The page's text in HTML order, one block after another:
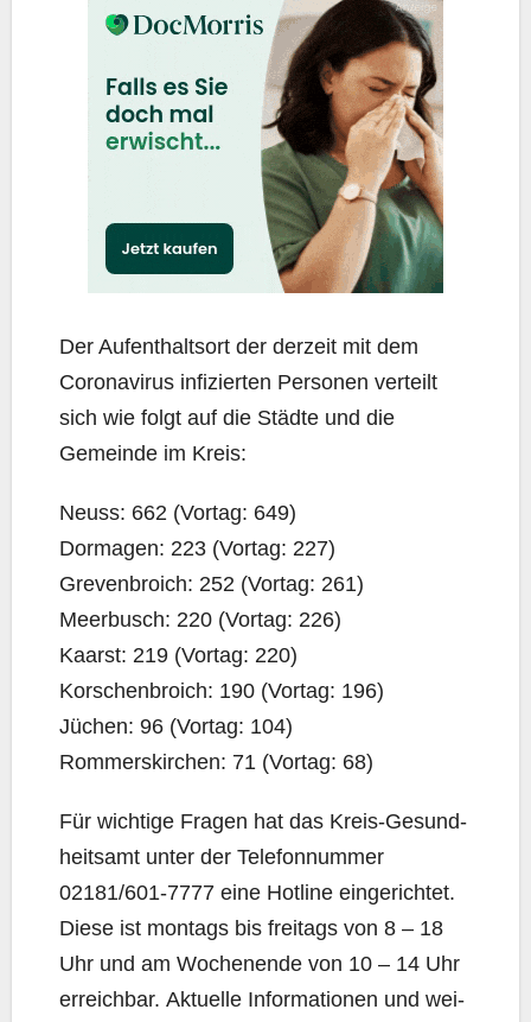
Der Auf­ent­halts­ort der der­zeit mit dem
Coro­na­vi­rus infi­zier­ten Per­so­nen ver­teilt
sich wie folgt auf die Städ­te und die
Gemein­de im Kreis:
Neuss: 662 (Vor­tag: 649)
Dor­ma­gen: 223 (Vor­tag: 227)
Gre­ven­broich: 252 (Vor­tag: 261)
Meer­busch: 220 (Vor­tag: 226)
Kaarst: 219 (Vor­tag: 220)
Kor­schen­broich: 190 (Vor­tag: 196)
Jüchen: 96 (Vor­tag: 104)
Rom­mers­kir­chen: 71 (Vor­tag: 68)
Für wich­ti­ge Fra­gen hat das Kreis-Gesund­
heits­amt unter der Tele­fon­num­mer
02181/601‑7777 eine Hot­line ein­ge­rich­tet.
Die­se ist mon­tags bis frei­tags von 8 – 18
Uhr und am Wochen­en­de von 10 – 14 Uhr
erreich­bar. Aktu­el­le Infor­ma­tio­nen und wei­